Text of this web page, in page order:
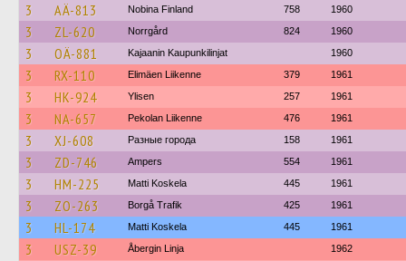
3 AÄ-813 Nobina Finland 758 1960
3 ZL-620 Norrgård 824 1960
3 OÄ-881 Kajaanin Kaupunkilinjat 1960
3 RX-110 Elimäen Liikenne 379 1961
3 HK-924 Ylisen 257 1961
3 NA-657 Pekolan Liikenne 476 1961
3 XJ-608 Разные города 158 1961
3 ZD-746 Ampers 554 1961
3 HM-225 Matti Koskela 445 1961
3 ZO-263 Borgå Trafik 425 1961
3 HL-174 Matti Koskela 445 1961
3 USZ-39 Åbergin Linja 1962